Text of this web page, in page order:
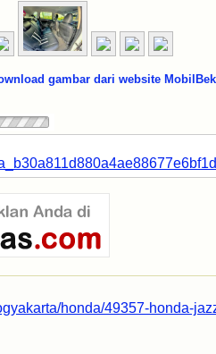
gambar dari website
honda/49357-honda-